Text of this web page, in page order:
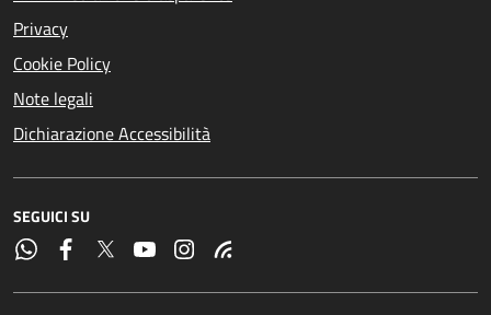
Privacy
Cookie Policy
Note legali
Dichiarazione Accessibilità
SEGUICI SU